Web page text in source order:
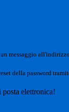
messaggio
della password
elettronica!